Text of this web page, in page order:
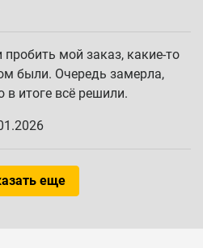
мой заказ, какие-то
были. Очередь замерла,
в итоге всё решили.
еще